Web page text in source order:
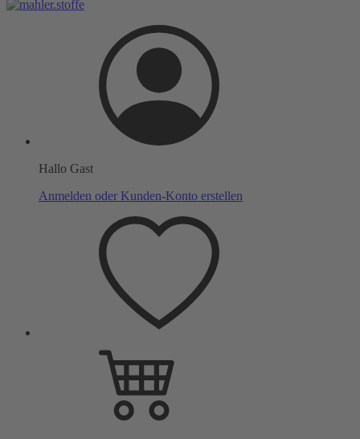
Hallo Gast
Anmelden oder Kunden-Konto erstellen